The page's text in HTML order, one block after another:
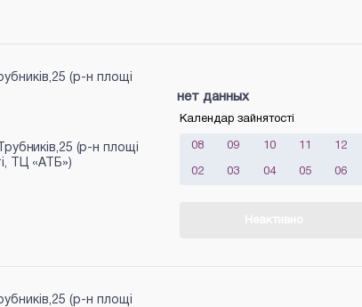
(р-н площі
(р-н площі
ТЦ «АТБ»)
нет данных
Календар зайнятості
08 09 10 11 12
02 03 04 05 06
(р-н площі